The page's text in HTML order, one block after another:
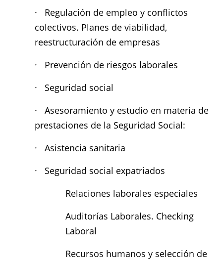
· Regulación de empleo y conflictos
colectivos. Planes de viabilidad,
reestructuración de empresas
· Prevención de riesgos laborales
· Seguridad social
· Asesoramiento y estudio en materia de
prestaciones de la Seguridad Social:
· Asistencia sanitaria
· Seguridad social expatriados
Relaciones laborales especiales
Auditorías Laborales. Checking
Laboral
Recursos humanos y selección de